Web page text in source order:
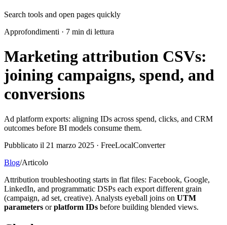
Search tools and open pages quickly
Approfondimenti · 7 min di lettura
Marketing attribution CSVs:
joining campaigns, spend, and
conversions
Ad platform exports: aligning IDs across spend, clicks, and CRM
outcomes before BI models consume them.
Pubblicato il 21 marzo 2025 · FreeLocalConverter
Blog/Articolo
Attribution troubleshooting starts in flat files: Facebook, Google,
LinkedIn, and programmatic DSPs each export different grain
(campaign, ad set, creative). Analysts eyeball joins on UTM
parameters orplatform IDs before building blended views.